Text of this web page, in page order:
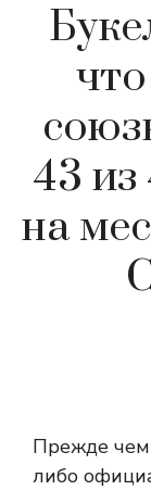
43 из
на
Прежде
либо